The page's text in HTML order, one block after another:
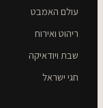
עולם האמבט
ריהוט ואירוח
שבת ויודאיקה
חגי ישראל